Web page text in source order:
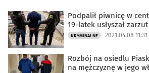
Podpalił piwnicę w
19-latek usłyszał zarzut
KRYMINALNE 2021.04.08 11:31
Rozbój na osiedlu
na mężczyznę w jego